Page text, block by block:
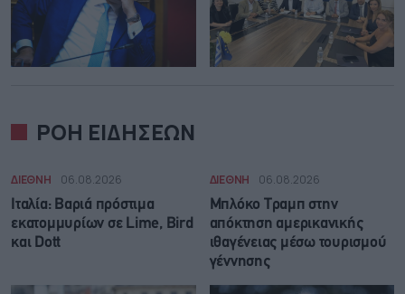
ΡΟΗ ΕΙΔΗΣΕΩΝ
ΔΙΕΘΝΗ 06.08.2026
Ιταλία: Βαριά πρόστιμα
εκατομμυρίων σε Lime, Bird
και Dott
ΔΙΕΘΝΗ 06.08.2026
Μπλόκο Τραμπ στην
απόκτηση αμερικανικής
ιθαγένειας μέσω τουρισμού
γέννησης